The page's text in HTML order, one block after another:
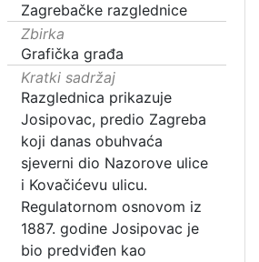
Zagrebačke razglednice
Zbirka
Grafička građa
Kratki sadržaj
Razglednica prikazuje
Josipovac, predio Zagreba
koji danas obuhvaća
sjeverni dio Nazorove ulice
i Kovačićevu ulicu.
Regulatornom osnovom iz
1887. godine Josipovac je
bio predviđen kao